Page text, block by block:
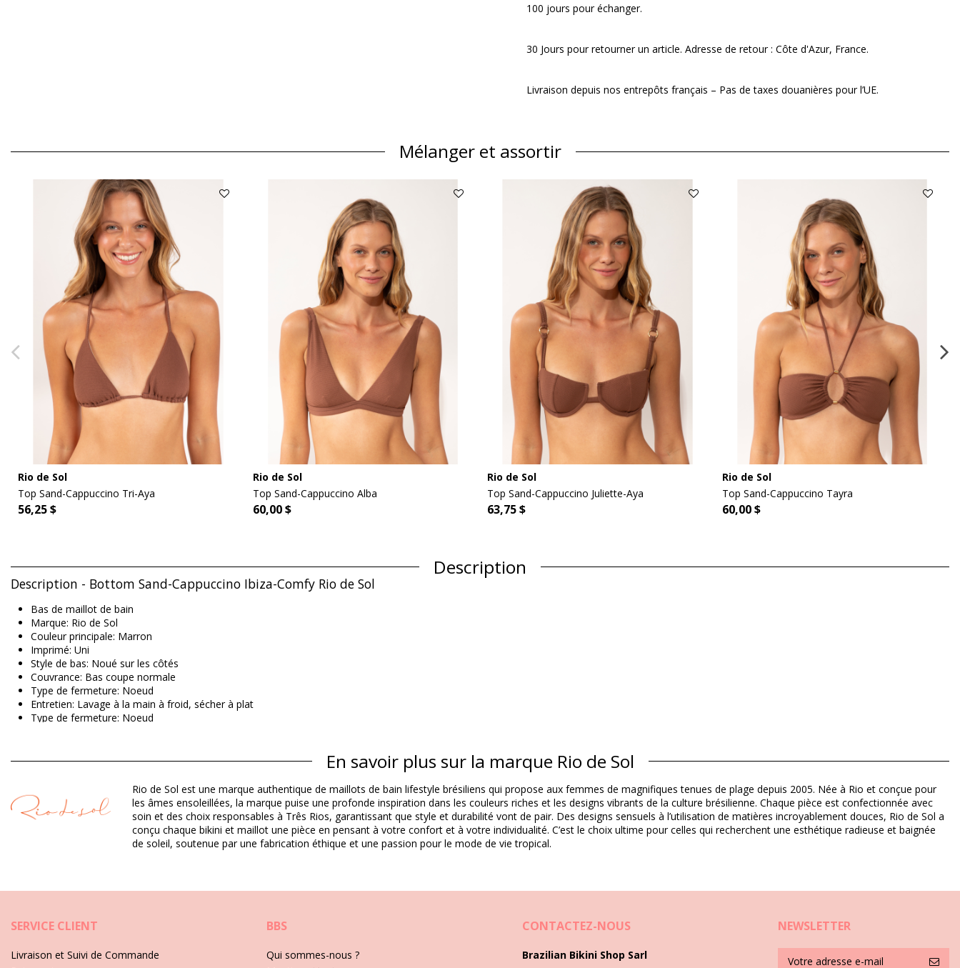
100 jours pour échanger.
30 Jours pour retourner un article. Adresse de retour : Côte d'Azur, France.
Livraison depuis nos entrepôts français – Pas de taxes douanières pour l’UE.
Mélanger et assortir
Rio de Sol
Top Sand-Cappuccino Tri-Aya
56,25 $
Rio de Sol
Top Sand-Cappuccino Alba
60,00 $
Rio de Sol
Top Sand-Cappuccino Juliette-Aya
63,75 $
Rio de Sol
Top Sand-Cappuccino Tayra
60,00 $
Description
Description - Bottom Sand-Cappuccino Ibiza-Comfy Rio de Sol
Bas de maillot de bain
Marque: Rio de Sol
Couleur principale: Marron
Imprimé: Uni
Style de bas: Noué sur les côtés
Couvrance: Bas coupe normale
Type de fermeture: Noeud
Entretien: Lavage à la main à froid, sécher à plat
Type de fermeture: Noeud
Matière(s)
Matière(s): 94,2% Polyamide, 5,8% Elastane
Doublure: 84% Biodegradable Nylon (AMNI SOUL ECO), 16% Spandex (LYCRA) - OEKO-TEX - Chlorine Resistant
Protection UV: UPF 50+
Informations sur le produit
HS CODE (Code douanes): 6112.41.0010
EAN: S (7899810446664), M (7899810446534), L (7899810446527), XL (7899810446510)
Poids: 45g / 0.1lb / 1.59oz
Photos retouchées
En savoir plus sur la marque Rio de Sol
Rio de Sol est une marque authentique de maillots de bain lifestyle brésiliens qui propose aux femmes de magnifiques tenues de plage depuis 2005. Née à Rio et conçue pour
les âmes ensoleillées, la marque puise une profonde inspiration dans les couleurs riches et les designs vibrants de la culture brésilienne. Chaque pièce est confectionnée avec
soin et des choix responsables à Três Rios, garantissant que style et durabilité vont de pair. Des designs sensuels à l’utilisation de matières incroyablement douces, Rio de Sol a
conçu chaque bikini et maillot une pièce en pensant à votre confort et à votre individualité. C’est le choix ultime pour celles qui recherchent une esthétique radieuse et baignée
de soleil, soutenue par une fabrication éthique et une passion pour le mode de vie tropical.
SERVICE CLIENT
Livraison et Suivi de Commande
BBS
Qui sommes-nous ?
CONTACTEZ-NOUS
Brazilian Bikini Shop Sarl
NEWSLETTER